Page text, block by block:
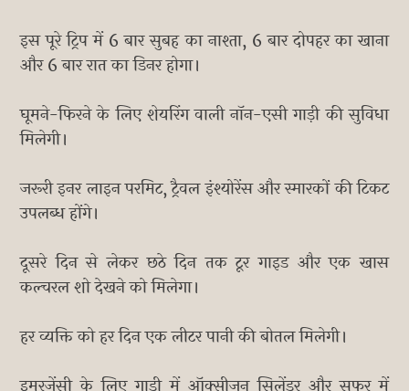
इस पूरे ट्रिप में 6 बार सुबह का नाश्ता, 6 बार दोपहर का खाना
और 6 बार रात का डिनर होगा।
घूमने-फिरने के लिए शेयरिंग वाली नॉन-एसी गाड़ी की सुविधा
मिलेगी।
जरूरी इनर लाइन परमिट, ट्रैवल इंश्योरेंस और स्मारकों की टिकट
उपलब्ध होंगे।
दूसरे दिन से लेकर छठे दिन तक टूर गाइड और एक खास
कल्चरल शो देखने को मिलेगा।
हर व्यक्ति को हर दिन एक लीटर पानी की बोतल मिलेगी।